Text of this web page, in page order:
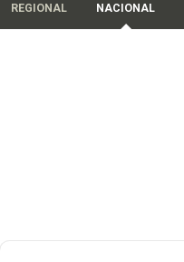
REGIONAL NACIONAL